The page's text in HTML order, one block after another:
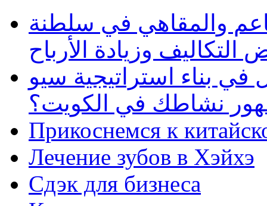
والمقاهي في سلطنة
وزيادة الأرباح
بناء استراتيجية سيو
نشاطك في الكويت؟
Прикоснемся к
Лечение зубов в Хэйхэ
Сдэк для бизнеса